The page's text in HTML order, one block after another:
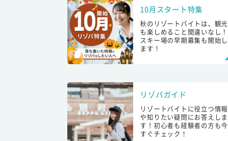
10月スタート特集
秋のリゾートバイトは、観光
も楽しめること間違いなし！
スキー場の早期募集も開始し
ます！
リゾバガイド
リゾートバイトに役立つ情報
や知りたい疑問にお答えしま
す！初心者も経験者の方も今
すぐチェック！